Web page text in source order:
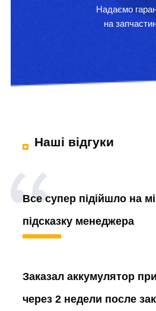
Надаємо
на
Наші відгуки
Все супер підійшло на
підсказку менеджера
Заказал аккумулятор
через 2 недели после